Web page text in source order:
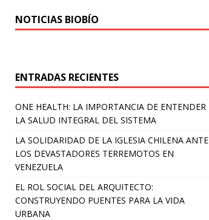
NOTICIAS BIOBÍO
ENTRADAS RECIENTES
ONE HEALTH: LA IMPORTANCIA DE ENTENDER
LA SALUD INTEGRAL DEL SISTEMA
LA SOLIDARIDAD DE LA IGLESIA CHILENA ANTE
LOS DEVASTADORES TERREMOTOS EN
VENEZUELA
EL ROL SOCIAL DEL ARQUITECTO:
CONSTRUYENDO PUENTES PARA LA VIDA
URBANA